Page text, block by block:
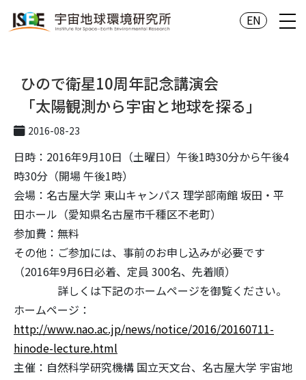
EN
ひので衛星10周年記念講演会
「太陽観測から宇宙と地球を探る」
2016-08-23
日時：2016年9月10日（土曜日）午後1時30分から午後4
時30分（開場 午後1時）
会場：名古屋大学 東山キャンパス 理学部南館 坂田・平
田ホール（愛知県名古屋市千種区不老町）
参加費：無料
その他：ご参加には、事前のお申し込みが必要です
（2016年9月6日必着、定員 300名、先着順）
詳しくは下記のホームページを御覧ください。
ホームページ：
http://www.nao.ac.jp/news/notice/2016/20160711-
hinode-lecture.html
主催：自然科学研究機構 国立天文台、名古屋大学 宇宙地